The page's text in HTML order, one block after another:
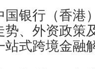
银行（香港
、外资政策
站式跨境金融